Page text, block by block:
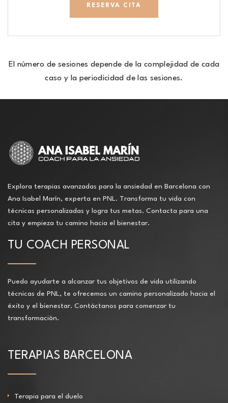
RESERVA CITA
El número de sesiones depende de la complejidad de cada
caso y la periodicidad de las sesiones.
Explora terapias avanzadas para la ansiedad en Barcelona con
Ana Isabel Marín, experta en PNL. Transforma tu vida con
técnicas personalizadas y logra tus metas. Contacta para una
cita y empieza tu camino hacia el bienestar.
TU COACH PERSONAL
Puedo ayudarte a alcanzar tus objetivos de vida utilizando
técnicas de PNL, te ofrecemos un camino personalizado hacia el
éxito y el bienestar. Contáctanos para comenzar tu
transformación.
TERAPIAS BARCELONA
Terapia para el duelo